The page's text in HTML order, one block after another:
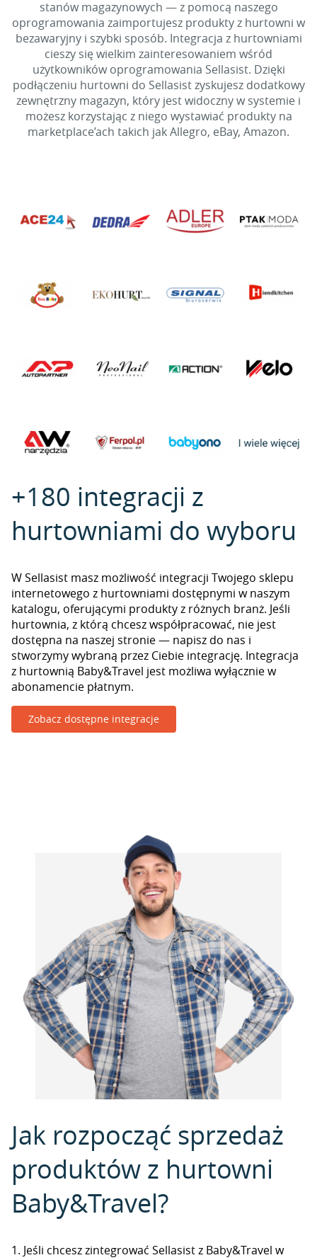
stanów magazynowych — z pomocą naszego
oprogramowania zaimportujesz produkty z hurtowni w
bezawaryjny i szybki sposób. Integracja z hurtowniami
cieszy się wielkim zainteresowaniem wśród
użytkowników oprogramowania Sellasist. Dzięki
podłączeniu hurtowni do Sellasist zyskujesz dodatkowy
zewnętrzny magazyn, który jest widoczny w systemie i
możesz korzystając z niego wystawiać produkty na
marketplace’ach takich jak Allegro, eBay, Amazon.
+180 integracji z
hurtowniami do wyboru
W Sellasist masz możliwość integracji Twojego sklepu
internetowego z hurtowniami dostępnymi w naszym
katalogu, oferującymi produkty z różnych branż. Jeśli
hurtownia, z którą chcesz współpracować, nie jest
dostępna na naszej stronie — napisz do nas i
stworzymy wybraną przez Ciebie integrację. Integracja
z hurtownią Baby&Travel jest możliwa wyłącznie w
abonamencie płatnym.
Zobacz dostępne integracje
Jak rozpocząć sprzedaż
produktów z hurtowni
Baby&Travel?
1. Jeśli chcesz zintegrować Sellasist z Baby&Travel w